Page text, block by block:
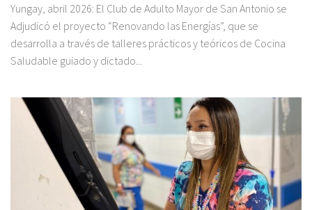
Yungay, abril 2026: El Club de Adulto Mayor de San Antonio se
Adjudicó el proyecto “Renovando las Energías”, que se
desarrolla a través de talleres prácticos y teóricos de Cocina
Saludable guiado y dictado...